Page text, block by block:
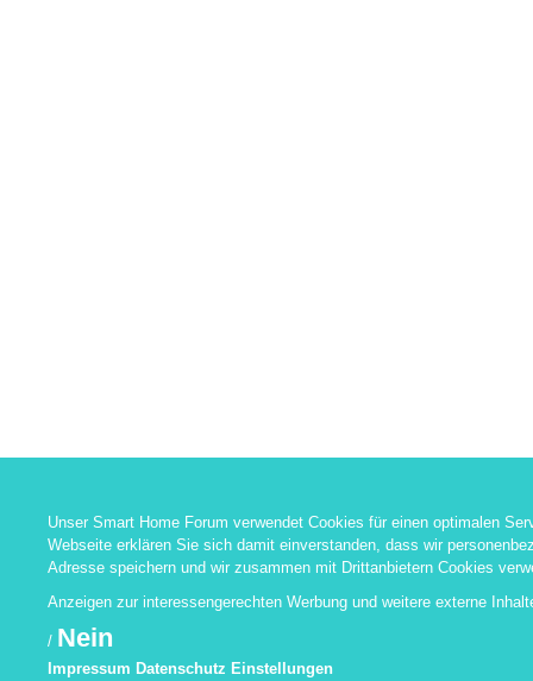
Unser Smart Home Forum verwendet Cookies für einen optimalen
Webseite erklären Sie sich damit einverstanden, dass wir
Adresse speichern und wir zusammen mit Drittanbietern Cookies
Anzeigen zur interessengerechten Werbung und weitere externe
/ Nein
Impressum Datenschutz Einstellungen